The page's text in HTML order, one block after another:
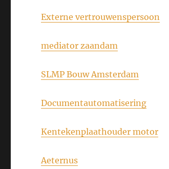
Externe vertrouwenspersoon
mediator zaandam
SLMP Bouw Amsterdam
Documentautomatisering
Kentekenplaathouder motor
Aeternus